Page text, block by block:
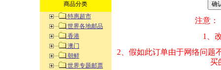
商品分类
特惠超市
世界各地邮品
香港
澳门
朝鲜
世界专题邮票
注意：
1、改变商品数量
2、假如此订单由
买的邮品的“